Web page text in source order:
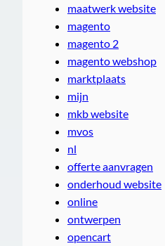
maatwerk website
magento
magento 2
magento webshop
marktplaats
mijn
mkb website
mvos
nl
offerte aanvragen
onderhoud website
online
ontwerpen
opencart